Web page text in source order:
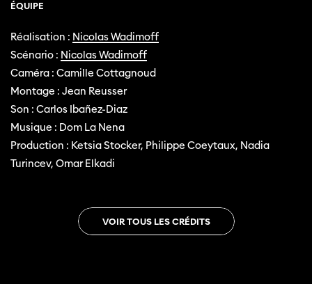
ÉQUIPE
Réalisation : Nicolas Wadimoff
Scénario : Nicolas Wadimoff
Caméra : Camille Cottagnoud
Montage : Jean Reusser
Son : Carlos Ibañez-Diaz
Musique : Dom La Nena
Production : Ketsia Stocker, Philippe Coeytaux, Nadia
Turincev, Omar Elkadi
VOIR TOUS LES CRÉDITS